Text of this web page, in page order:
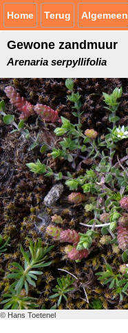
Home Terug Algemeen
Gewone zandmuur
Arenaria serpyllifolia
© Hans Toetenel